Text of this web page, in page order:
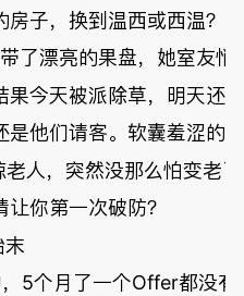
子，换到温西或西温？
了漂亮的果盘，她室友悄
果今天被派除草，明天还
是他们请客。软囊羞涩的
人，突然没那么怕变老了
你第一次破防？
末
5个月了一个Offer都没有